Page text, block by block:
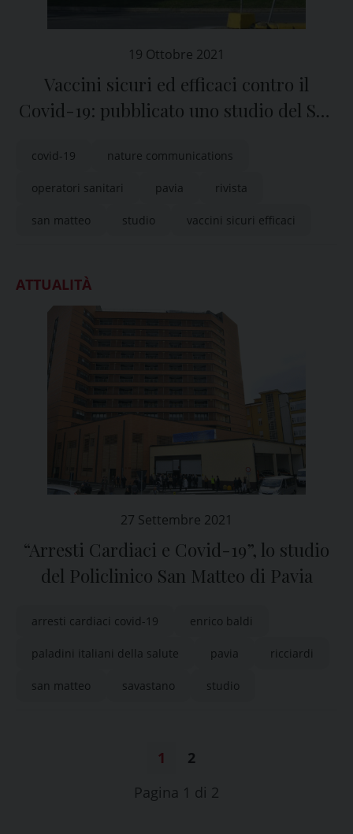
19 Ottobre 2021
Vaccini sicuri ed efficaci contro il
Covid-19: pubblicato uno studio del San
covid-19 nature communications
operatori sanitari pavia rivista
san matteo studio vaccini sicuri efficaci
ATTUALITÀ
27 Settembre 2021
“Arresti Cardiaci e Covid-19”, lo studio
del Policlinico San Matteo di Pavia
arresti cardiaci covid-19 enrico baldi
paladini italiani della salute pavia ricciardi
san matteo savastano studio
1
2
Pagina 1 di 2